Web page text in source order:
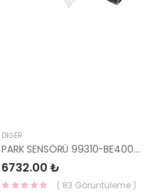
DIĞER
PARK SENSÖRÜ 99310-BE400EB-MOBIS-S
6732.00 ₺
( 83 Görüntüleme )